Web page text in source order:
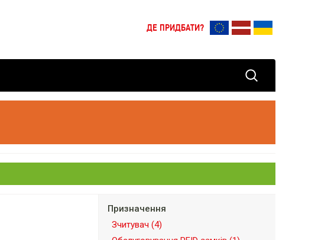
ДЕ ПРИДБАТИ?
Призначення
Зчитувач (4)